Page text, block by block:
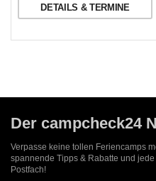
DETAILS & TERMINE
Der campcheck24
Verpasse keine tollen Feriencamps
spannende Tipps & Rabatte und
Postfach!